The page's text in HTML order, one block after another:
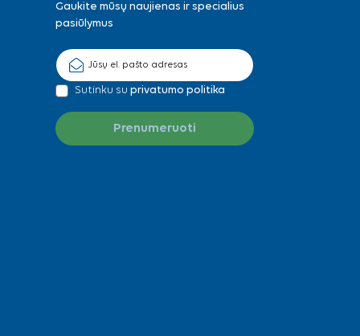
Gaukite mūsų naujienas ir specialius
pasiūlymus
Sutinku su privatumo politika